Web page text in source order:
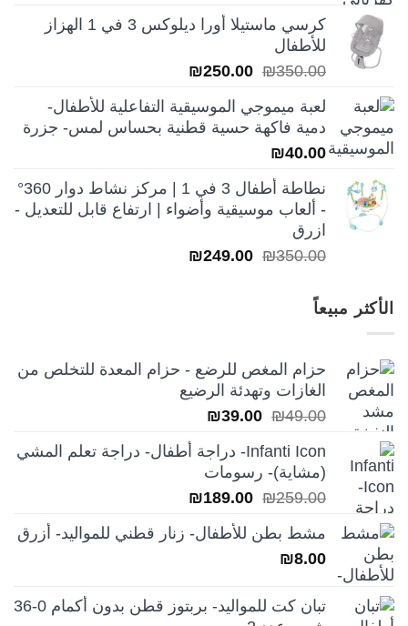
هو:
هو:
كرسي ماستيلا أورا ديلوكس 3 في 1 الهزاز
للأطفال
₪350.00
السعر
هو:
₪350.00.
₪250.00
هو:
₪250.00.
لعبة ميموجي الموسيقية التفاعلية للأطفال-
دمية فاكهة حسية قطنية بحساس لمس- جزرة
₪40.00
نطاطة أطفال 3 في 1 | مركز نشاط دوار 360°
- ألعاب موسيقية وأضواء | ارتفاع قابل للتعديل -
ازرق
₪350.00
السعر ₪249.00
الأكثر مبيعاً
حزام المغص للرضع - حزام المعدة للتخلص من
الغازات وتهدئة الرضيع
₪49.00
السعر
هو:
₪49.00.
₪39.00
هو:
₪39.00.
Infanti Icon- دراجة أطفال- دراجة تعلم المشي
(مشاية)- رسومات
₪259.00
السعر
هو:
₪189.00
هو:
مشط بطن للأطفال- زنار قطني للمواليد- أزرق
₪8.00
تبان كت للمواليد- بربتوز قطن بدون أكمام 0-36